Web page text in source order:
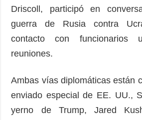
Driscoll, participó en
guerra de Rusia contra
contacto con funcionarios
reuniones.
Ambas vías diplomáticas están
enviado especial de EE. UU.,
yerno de Trump, Jared